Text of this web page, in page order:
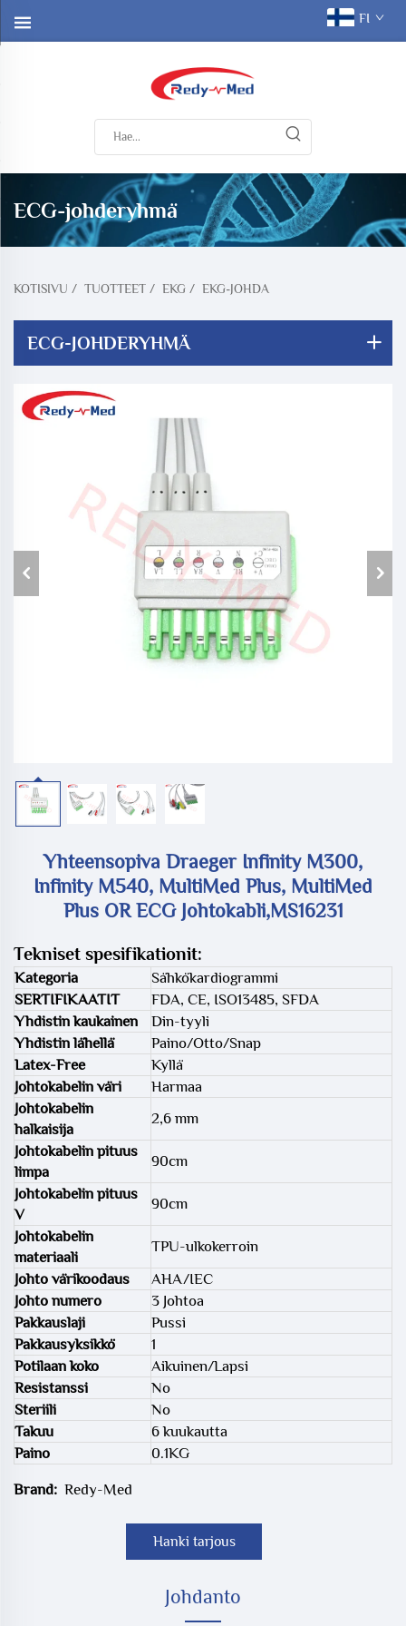
FI
ECG-johderyhmä
KOTISIVU / TUOTTEET / EKG / EKG-JOHDA
ECG-JOHDERYHMÄ
Yhteensopiva Draeger Infinity M300,
Infinity M540, MultiMed Plus, MultiMed
Plus OR ECG Johtokabli,MS16231
Tekniset spesifikationit:
Kategoria
Sähkökardiogrammi
SERTIFIKAATIT
FDA, CE, ISO13485, SFDA
Yhdistin kaukainen
Din-tyyli
Yhdistin lähellä
Paino/Otto/Snap
Latex-Free
Kyllä
Johtokabelin väri
Harmaa
Johtokabelin
halkaisija
2,6 mm
Johtokabelin pituus
limpa
90cm
Johtokabelin pituus
V
90cm
Johtokabelin
materiaali
TPU-ulkokerroin
Johto värikoodaus
AHA/IEC
Johto numero
3 Johtoa
Pakkauslaji
Pussi
Pakkausyksikkö
1
Potilaan koko
Aikuinen/Lapsi
Resistanssi
No
Steriili
No
Takuu
6 kuukautta
Paino
0.1KG
Brand: Redy-Med
Hanki tarjous
Johdanto